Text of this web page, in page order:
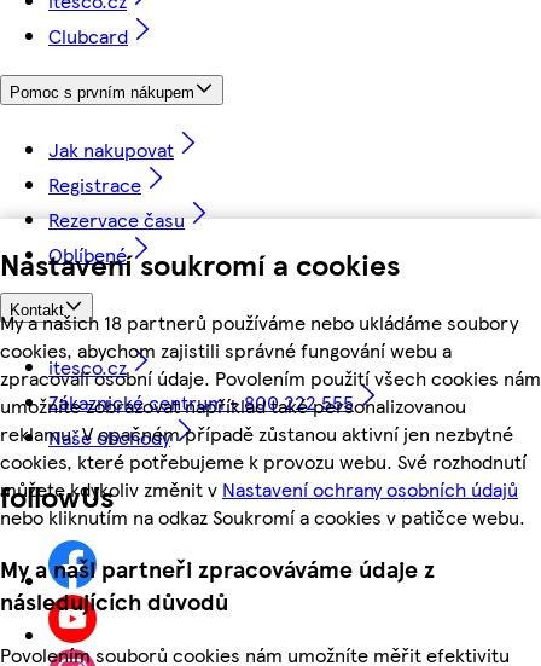
Nastavení soukromí a cookies
My a našich 18 partnerů používáme nebo ukládáme soubory
cookies, abychom zajistili správné fungování webu a
zpracovali osobní údaje. Povolením použití všech cookies nám
umožníte zobrazovat například také personalizovanou
reklamu. V opačném případě zůstanou aktivní jen nezbytné
cookies, které potřebujeme k provozu webu. Své rozhodnutí
můžete kdykoliv změnit v Nastavení ochrany osobních údajů
nebo kliknutím na odkaz Soukromí a cookies v patičce webu.
My a naši partneři zpracováváme údaje z
následujících důvodů
Povolením souborů cookies nám umožníte měřit efektivitu
Clubcard
Pomoc s prvním nákupem
Jak nakupovat
Registrace
Rezervace času
Oblíbené
Kontakt
itesco.cz
Zákaznické centrum - 800 222 555
Naše obchody
followUs